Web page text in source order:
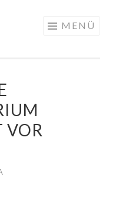
MENÜ
VOR